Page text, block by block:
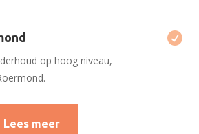
op hoog niveau,
Lees meer
